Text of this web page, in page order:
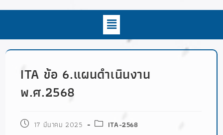
ITA ข้อ 6.แผนดำเนินงาน
พ.ศ.2568
17 มีนาคม 2025 ITA-2568